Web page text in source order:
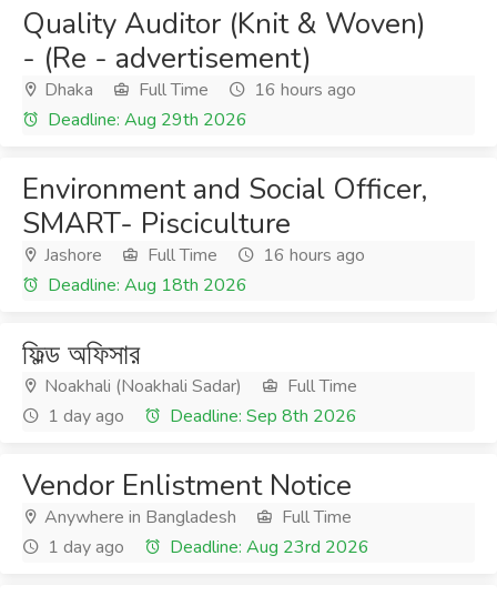
Quality Auditor (Knit & Woven)
- (Re - advertisement)
Dhaka Full Time
16 hours ago
Deadline: Aug 29th 2026
Environment and Social Officer,
SMART- Pisciculture
Jashore Full Time
16 hours ago
Deadline: Aug 18th 2026
ফিল্ড অফিসার
Noakhali (Noakhali Sadar)
Full Time
1 day ago
Deadline: Sep 8th 2026
Vendor Enlistment Notice
Anywhere in Bangladesh
Full Time
1 day ago
Deadline: Aug 23rd 2026